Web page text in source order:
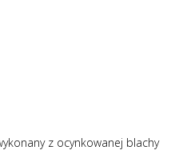
z ocynkowanej blachy